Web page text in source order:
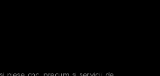
può essere modificato con un
piese cnc, precum și servicii de